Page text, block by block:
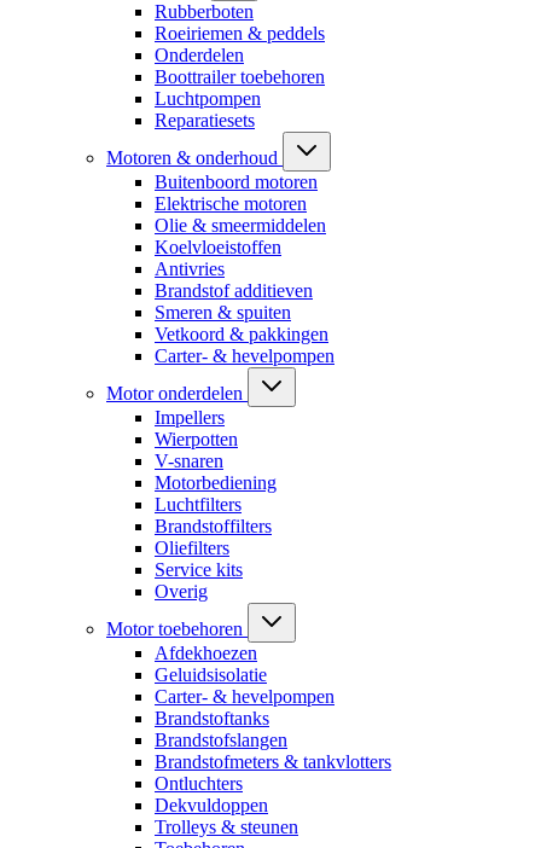
Rubberboten
Roeiriemen & peddels
Onderdelen
Boottrailer toebehoren
Luchtpompen
Reparatiesets
Motoren & onderhoud
Buitenboord motoren
Elektrische motoren
Olie & smeermiddelen
Koelvloeistoffen
Antivries
Brandstof additieven
Smeren & spuiten
Vetkoord & pakkingen
Carter- & hevelpompen
Motor onderdelen
Impellers
Wierpotten
V-snaren
Motorbediening
Luchtfilters
Brandstoffilters
Oliefilters
Service kits
Overig
Motor toebehoren
Afdekhoezen
Geluidsisolatie
Carter- & hevelpompen
Brandstoftanks
Brandstofslangen
Brandstofmeters & tankvlotters
Ontluchters
Dekvuldoppen
Trolleys & steunen